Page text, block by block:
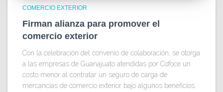
COMERCIO EXTERIOR
Firman alianza para promover el
comercio exterior
Con la celebración del convenio de colaboración, se otorga
a las empresas de Guanajuato atendidas por Cofoce un
costo menor al contratar un seguro de carga de
mercancías de comercio exterior bajo algunos beneficios